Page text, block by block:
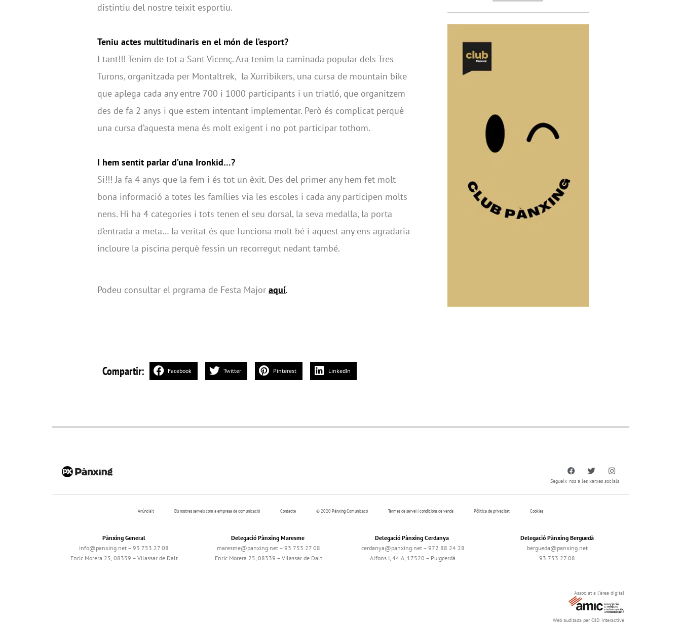
distintiu del nostre teixit esportiu.
Teniu actes multitudinaris en el món de l’esport?
I tant!!! Tenim de tot a Sant Vicenç. Ara tenim la caminada popular dels Tres
Turons, organitzada per Montaltrek, la Xurribikers, una cursa de mountain bike
que aplega cada any entre 700 i 1000 participants i un triatló, que organitzem
des de fa 2 anys i que estem intentant implementar. Però és complicat perquè
una cursa d’aquesta mena és molt exigent i no pot participar tothom.
I hem sentit parlar d’una Ironkid…?
Si!!! Ja fa 4 anys que la fem i és tot un èxit. Des del primer any hem fet molt
bona informació a totes les famílies via les escoles i cada any participen molts
nens. Hi ha 4 categories i tots tenen el seu dorsal, la seva medalla, la porta
d’entrada a meta… la veritat és que funciona molt bé i aquest any ens agradaria
incloure la piscina perquè fessin un recorregut nedant també.
Podeu consultar el prgrama de Festa Major aquí.
Compartir: Facebook Twitter Pinterest LinkedIn
Segueix-nos a les xarxes socials
Anúncia’t Els nostres serveis com a empresa de comunicació Contacte © 2020 Pànxing Comunicacó Termes de servei i condicions de venda Pólitica de privacitat Cookies
Pànxing General
info@panxing.net – 93 753 27 08
Enric Morera 25, 08339 – Vilassar de Dalt
Delegació Pànxing Maresme
maresme@panxing.net – 93 753 27 08
Enric Morera 25, 08339 – Vilassar de Dalt
Delegació Pànxing Cerdanya
cerdanya@panxing.net – 972 88 24 28
Alfons I, 44 A, 17520 – Puigcerdà
Delegació Pànxing Berguedà
bergueda@panxing.net
93 753 27 08
Associat a l'àrea digital
Web auditada per OJD Interactive